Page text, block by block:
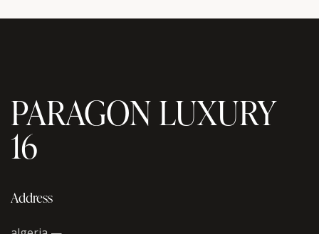
PARAGON LUXURY
16
Address